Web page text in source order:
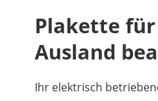
Plakette
Ausland
Ihr elektrisch